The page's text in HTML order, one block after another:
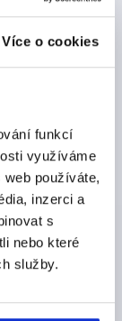
Více o cookies
funkcí
využíváme
používáte,
inzerci a
s
nebo které
služby.
DETAILY